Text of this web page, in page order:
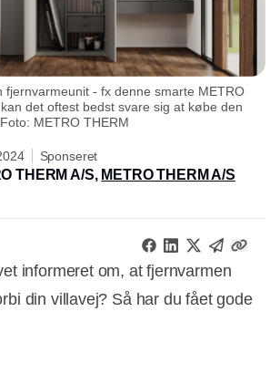
fjernvarmeunit - fx denne smarte METRO
det oftest bedst svare sig at købe den
METRO THERM
Sponseret
THERM A/S, METRO THERM A/S
informeret om, at fjernvarmen
din villavej? Så har du fået gode